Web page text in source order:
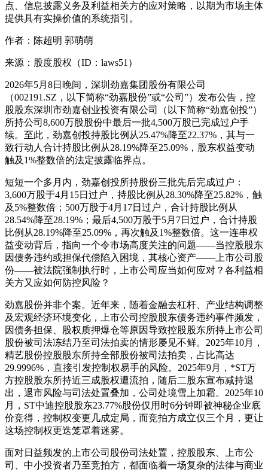
点、信息披露义务及利益相关方的应对策略，以期为市场主体
提供具有实操价值的系统指引。
作者：陈超明 郭萌萌
来源：股度股权（ID：laws51）
2026年5月8日晚间，深圳劲嘉集团股份有限公司
（002191.SZ，以下简称“劲嘉股份”或“公司”）发布公告，控
股股东深圳市劲嘉创业投资有限公司（以下简称“劲嘉创投”）
所持公司8,600万股股份中最后一批4,500万股已完成过户手
续。至此，劲嘉创投持股比例从25.47%降至22.37%，其与一
致行动人合计持股比例从28.19%降至25.09%，股东权益变动
触及1%整数倍的法定披露临界点。
短短一个多月内，劲嘉创投所持股份三批先后完成过户：
3,600万股于4月15日过户，持股比例从28.30%降至25.82%，触
及5%整数倍；500万股于4月17日过户，合计持股比例从
28.54%降至28.19%；最后4,500万股于5月7日过户，合计持股
比例从28.19%降至25.09%，再次触及1%整数倍。这一连串权
益变动背后，指向一个令市场高度关注的问题——当控股股东
因债务违约或担保代偿陷入困境，其核心资产——上市公司股
份——被法院强制执行时，上市公司应当如何应对？各利益相
关方又应如何防控风险？
劲嘉股份并非个案。近年来，随着金融去杠杆、产业结构调整
及宏观经济环境变化，上市公司控股股东债务违约事件频发，
因债务担保、股权质押爆仓等原因导致控股股东所持上市公司
股份被司法冻结乃至司法拍卖的情形屡见不鲜。2025年10月，
精艺股份控股股东所持全部股份被司法拍卖，占比高达
29.9996%，直接引发控制权易手的风险。2025年9月，*ST万
方控股股东所持近三成股权遭流拍，随后二股东宣布减持退
出，退市风险与司法处置叠加，公司处境雪上加霜。2025年10
月，ST中迪控股股东23.77%股份仅用时6分钟即被神秘企业底
价竞得，控制权变更几成定局，而竞拍方成立仅三个月，更让
这场控制权更迭笼罩着迷雾。
面对日益频发的上市公司股份司法处置，控股股东、上市公
司、中小投资者乃至竞拍方，都面临着一场复杂的法律与商业